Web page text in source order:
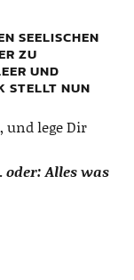
SEELISCHEN
ZU
UND
STELLT NUN
und lege Dir
oder: Alles was